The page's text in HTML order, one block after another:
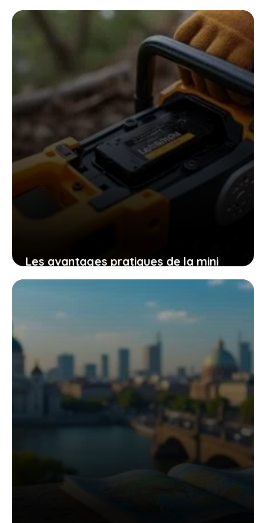
les patates douces et cultiver
facilement chez soi des plants
robustes
Les avantages pratiques de la mini
tronçonneuse güde mk 18-201-05 pour